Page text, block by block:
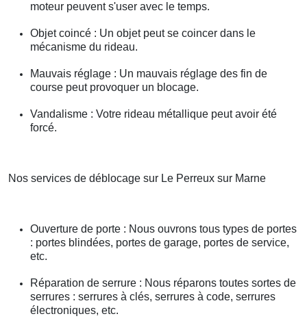
moteur peuvent s'user avec le temps.
Objet coincé : Un objet peut se coincer dans le
mécanisme du rideau.
Mauvais réglage : Un mauvais réglage des fin de
course peut provoquer un blocage.
Vandalisme : Votre rideau métallique peut avoir été
forcé.
Nos services de déblocage sur Le Perreux sur Marne
Ouverture de porte : Nous ouvrons tous types de portes
: portes blindées, portes de garage, portes de service,
etc.
Réparation de serrure : Nous réparons toutes sortes de
serrures : serrures à clés, serrures à code, serrures
électroniques, etc.